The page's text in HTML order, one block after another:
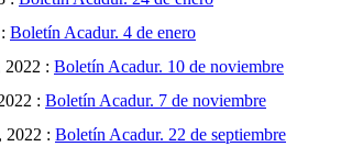
Boletín Acadur. 4 de enero
2022 : Boletín Acadur. 10 de noviembre
: Boletín Acadur. 7 de noviembre
2022 : Boletín Acadur. 22 de septiembre